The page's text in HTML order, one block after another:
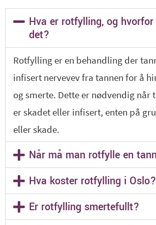
Hva er rotfylling, og
det?
Rotfylling er en behandling der
infisert nervevev fra tannen for å
og smerte. Dette er nødvendig når
er skadet eller infisert, enten på
eller skade.
Når må man rotfylle en
Hva koster rotfylling i Oslo?
Er rotfylling smertefullt?